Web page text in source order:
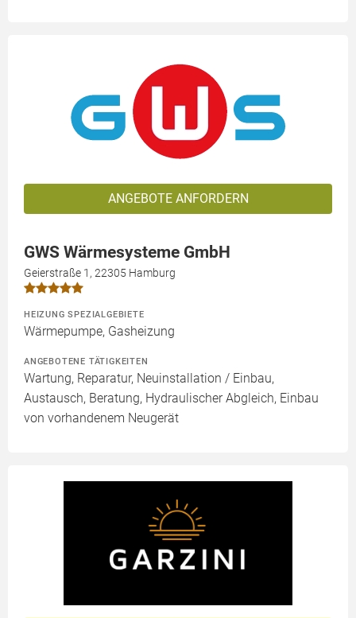
ANGEBOTE ANFORDERN
GWS Wärmesysteme GmbH
Geierstraße 1, 22305 Hamburg
HEIZUNG SPEZIALGEBIETE
Wärmepumpe, Gasheizung
ANGEBOTENE TÄTIGKEITEN
Wartung, Reparatur, Neuinstallation / Einbau,
Austausch, Beratung, Hydraulischer Abgleich, Einbau
von vorhandenem Neugerät